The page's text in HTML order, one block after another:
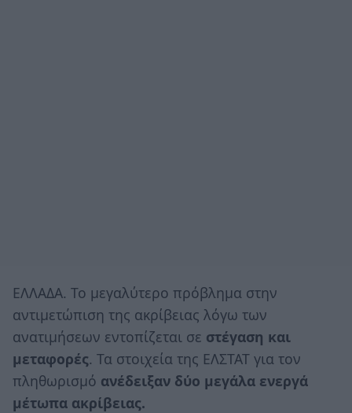
ΕΛΛΑΔΑ. Το μεγαλύτερο πρόβλημα στην
αντιμετώπιση της ακρίβειας λόγω των
ανατιμήσεων εντοπίζεται σε στέγαση και
μεταφορές. Τα στοιχεία της ΕΛΣΤΑΤ για τον
πληθωρισμό ανέδειξαν δύο μεγάλα ενεργά
μέτωπα ακρίβειας.